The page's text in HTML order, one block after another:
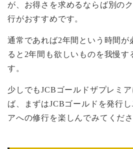
が、お得さを求めるならば別の
行がおすすめです。
通常であれば2年間という時間が
ると2年間も欲しいものを我慢す
す。
少しでもJCBゴールドザプレミ
ば、まずはJCBゴールドを発行
アへの修行を楽しんでみてくださ